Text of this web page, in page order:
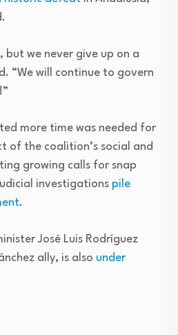
but we never give up on a
“We will continue to govern
more time was needed for
of the coalition’s social and
growing calls for snap
investigations pile
.
José Luis Rodríguez
ally, is also under